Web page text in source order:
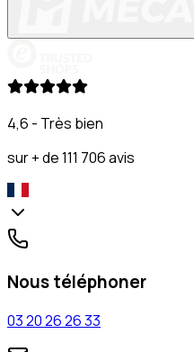
4,6 - Très bien
sur + de 111 706 avis
Nous téléphoner
03 20 26 26 33